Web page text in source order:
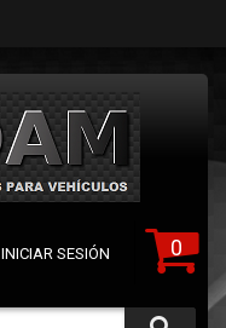
0
INICIAR SESIÓN